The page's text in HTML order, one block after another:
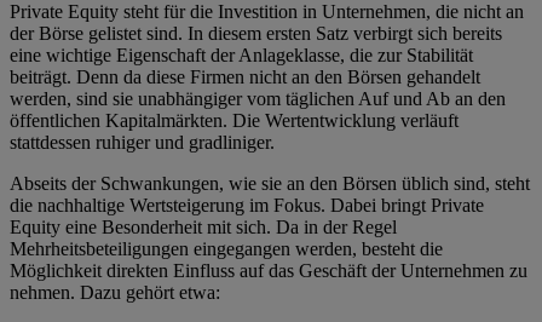
Private Equity steht für die Investition in Unternehmen, die nicht an
der Börse gelistet sind. In diesem ersten Satz verbirgt sich bereits
eine wichtige Eigenschaft der Anlageklasse, die zur Stabilität
beiträgt. Denn da diese Firmen nicht an den Börsen gehandelt
werden, sind sie unabhängiger vom täglichen Auf und Ab an den
öffentlichen Kapitalmärkten. Die Wertentwicklung verläuft
stattdessen ruhiger und gradliniger.
Abseits der Schwankungen, wie sie an den Börsen üblich sind, steht
die nachhaltige Wertsteigerung im Fokus. Dabei bringt Private
Equity eine Besonderheit mit sich. Da in der Regel
Mehrheitsbeteiligungen eingegangen werden, besteht die
Möglichkeit direkten Einfluss auf das Geschäft der Unternehmen zu
nehmen. Dazu gehört etwa: